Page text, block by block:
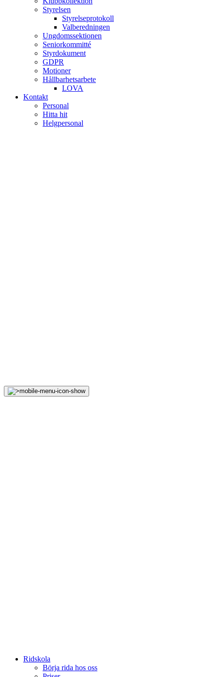
Styrelsen
Styrelseprotokoll
Valberedningen
Ungdomssektionen
Seniorkommitté
Styrdokument
GDPR
Motioner
Hållbarhetsarbete
LOVA
Kontakt
Personal
Hitta hit
Helgpersonal
Ridskola
Börja rida hos oss